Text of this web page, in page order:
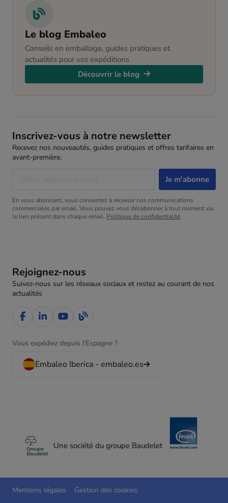
Le blog Embaleo
Conseils en emballage, guides pratiques et
actualités pour vos expéditions
Découvrir le blog
Rejoignez-nous
Suivez-nous sur les réseaux sociaux et restez au courant de nos
actualités
Vous expédiez depuis l'Espagne ?
Embaleo Iberica - embaleo.es
Une société du groupe Baudelet
Inscrivez-vous à notre newsletter
Recevez nos nouveautés, guides pratiques et offres tarifaires en
avant-première.
En vous abonnant, vous consentez à recevoir nos communications
commerciales par email. Vous pouvez vous désabonner à tout moment via
le lien présent dans chaque email. Politique de confidentialité
Mentions légales
Gestion des cookies